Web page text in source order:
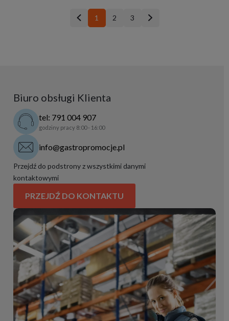
1 2 3
Biuro obsługi Klienta
tel: 791 004 907
godziny pracy 8:00 - 16:00
info@gastropromocje.pl
Przejdź do podstrony z wszystkimi danymi
kontaktowymi
PRZEJDŹ DO KONTAKTU